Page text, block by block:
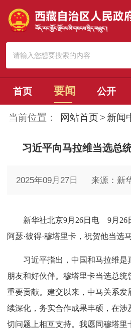
首页 要闻 公开
当前位置： 网站首页 > 新闻
习近平向马拉维当选总
2025年09月27日 来源：新
新华社北京9月26日电 9月26
阿瑟·彼得·穆塔里卡，祝贺他当选
习近平指出，中国和马拉维
朋友和好伙伴。穆塔里卡当选总统
重要贡献。建交以来，中马关系发
续深化，务实合作成果丰硕，在涉
切问题上相互支持。我愿同穆塔里